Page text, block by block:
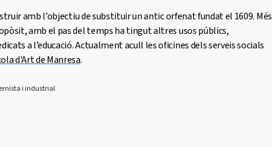
amb l’objectiu de substituir un antic orfenat fundat el 1609. Més
amb el pas del temps ha tingut altres usos públics,
a l’educació. Actualment acull les oficines dels serveis socials
d'Art de Manresa.
i industrial